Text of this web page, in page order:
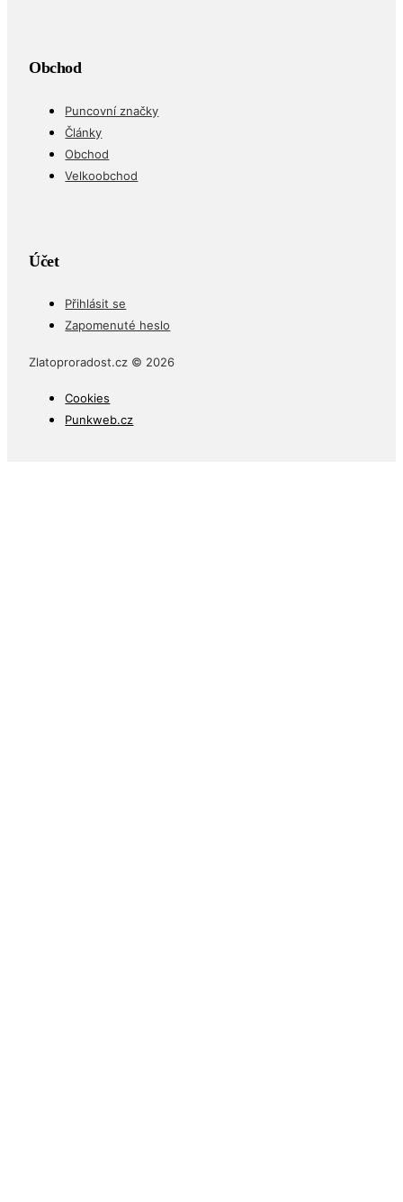
Obchod
Puncovní značky
Články
Obchod
Velkoobchod
Účet
Přihlásit se
Zapomenuté heslo
Zlatoproradost.cz © 2026
Cookies
Punkweb.cz